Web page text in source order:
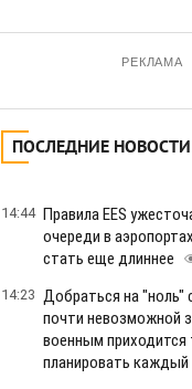
РЕКЛАМА
ПОСЛЕДНИЕ НОВОСТИ
14:44 Правила EES
очереди в
стать еще длиннее
14:23 Добраться на "ноль"
почти невозможной
военным приходится
планировать каждый